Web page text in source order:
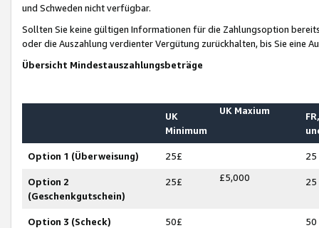
und Schweden nicht verfügbar.
Sollten Sie keine gültigen Informationen für die Zahlungsoption
oder die Auszahlung verdienter Vergütung zurückhalten, bis Sie
Übersicht Mindestauszahlungsbeträge
UK
Minimum
UK Maxium
Option 1 (Überweisung) 25£ 25
Option 2
(Geschenkgutschein)
25£ £5,000 25
Option 3 (Scheck) 50£ 50